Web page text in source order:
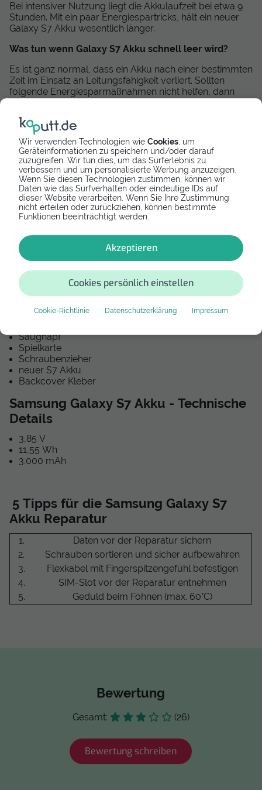
Wir verwenden Technologien wie Cookies , um
Geräteinformationen zu speichern und/oder darauf
zuzugreifen. Wir tun dies, um das Surferlebnis zu
verbessern und um personalisierte Werbung anzuzeigen.
Wenn Sie diesen Technologien zustimmen, können wir
Daten wie das Surfverhalten oder eindeutige IDs auf
dieser Website verarbeiten. Wenn Sie Ihre Zustimmung
nicht erteilen oder zurückziehen, können bestimmte
Funktionen beeinträchtigt werden.
Akzeptieren
Cookies persönlich einstellen
Cookie-Richtlinie Datenschutzerklärung Impressum
Bei intensiver Nutzung liegt die Akkulaufzeit bei etwa 9
Stunden. Mit ein paar Energiespartricks, hält ein neuer
Galaxy S7 Akku wesentlich länger.
Was tun wenn Galaxy S7 Akku schnell leer wird?
Es ist ganz normal, dass ein Akku nach einer bestimmten
Zeit im Einsatz an Leitungsfähigkeit verliert. Sollten
folgende Energiesparmaßnahmen nicht helfen, dann
Tipps zum Galaxy S7 Akku sparen:
Apps die im Hintergrund laufen beenden
Bildschirmhelligkeit reduzieren
3G deaktivieren
Energiesparmodus aktivieren
Wie öffnet man das Galaxy S7?
mit einem Föhn löst und dann mithilfe des richtigen
Werkzeuges vorsichtig das Backcover anhebst. Im
Video zeigen wir dir detailliert, wie du dein Galaxy S7
öffnest und dann den den Akku zu wechseln.
Was benötige ich für die Galaxy S7 Akku Reparatur?
Fön
Saugnapf
Spielkarte
Schraubenzieher
neuer S7 Akku
Backcover Kleber
Samsung Galaxy S7 Akku - Technische
Details
3,85 V
11,55 Wh
3.000 mAh
5 Tipps für die Samsung Galaxy S7
Akku Reparatur
1.
Daten vor der Reparatur sichern
2.
Schrauben sortieren und sicher aufbewahren
3.
Flexkabel mit Fingerspitzengefühl befestigen
4.
SIM-Slot vor der Reparatur entnehmen
5.
Geduld beim Föhnen (max. 60°C)
Bewertung
Gesamt: (26)
Bewertung schreiben